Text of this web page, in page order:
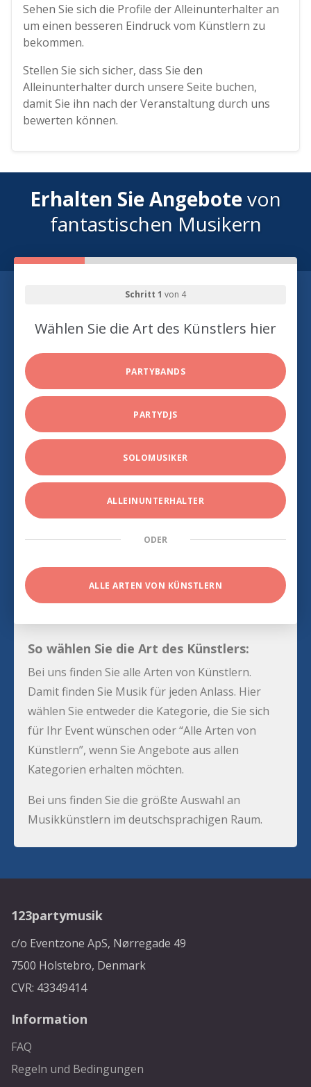
Sehen Sie sich die Profile der Alleinunterhalter an
um einen besseren Eindruck vom Künstlern zu
bekommen.
Stellen Sie sich sicher, dass Sie den
Alleinunterhalter durch unsere Seite buchen,
damit Sie ihn nach der Veranstaltung durch uns
bewerten können.
Erhalten Sie Angebotevon
fantastischen Musikern
Schritt 1 von 4
Wählen Sie die Art des Künstlers hier
PARTYBANDS
PARTYDJS
SOLOMUSIKER
ALLEINUNTERHALTER
ODER
ALLE ARTEN VON KÜNSTLERN
So wählen Sie die Art des Künstlers:
Bei uns finden Sie alle Arten von Künstlern.
Damit finden Sie Musik für jeden Anlass. Hier
wählen Sie entweder die Kategorie, die Sie sich
für Ihr Event wünschen oder “Alle Arten von
Künstlern”, wenn Sie Angebote aus allen
Kategorien erhalten möchten.
Bei uns finden Sie die größte Auswahl an
Musikkünstlern im deutschsprachigen Raum.
123partymusik
c/o Eventzone ApS, Nørregade 49
7500 Holstebro, Denmark
CVR: 43349414
Information
FAQ
Regeln und Bedingungen